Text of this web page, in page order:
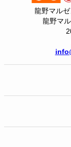
龍野マル
龍野マ